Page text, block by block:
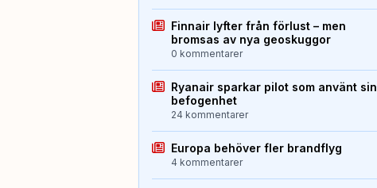
Finnair lyfter från förlust – men
bromsas av nya geoskuggor
0 kommentarer
Ryanair sparkar pilot som använt sin
befogenhet
24 kommentarer
Europa behöver fler brandflyg
4 kommentarer